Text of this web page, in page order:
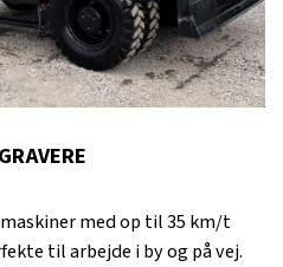
med op til 35 km/t
til arbejde i by og på vej.